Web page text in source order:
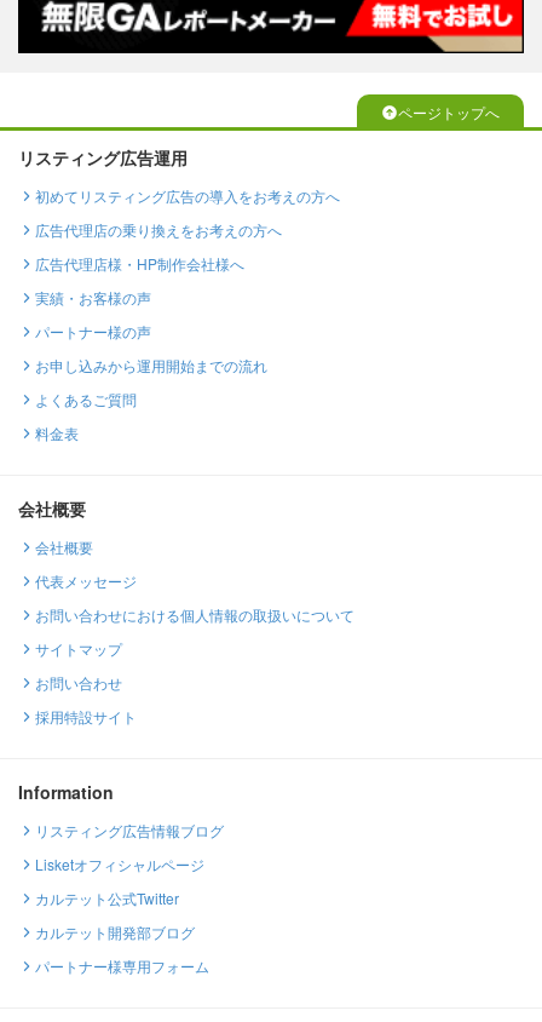
ページトップへ
リスティング広告運用
初めてリスティング広告の導入をお考えの方へ
広告代理店の乗り換えをお考えの方へ
広告代理店様・HP制作会社様へ
実績・お客様の声
パートナー様の声
お申し込みから運用開始までの流れ
よくあるご質問
料金表
会社概要
会社概要
代表メッセージ
お問い合わせにおける個人情報の取扱いについて
サイトマップ
お問い合わせ
採用特設サイト
Information
リスティング広告情報ブログ
Lisketオフィシャルページ
カルテット公式Twitter
カルテット開発部ブログ
パートナー様専用フォーム